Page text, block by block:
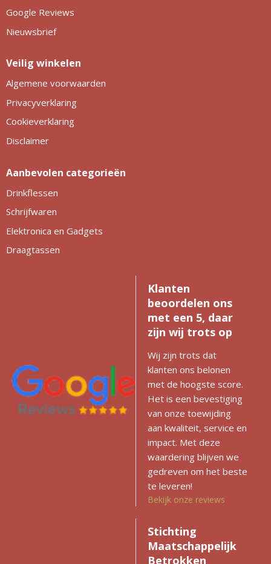
Google Reviews
Nieuwsbrief
Veilig winkelen
Algemene voorwaarden
Privacyverklaring
Cookieverklaring
Disclaimer
Aanbevolen categorieën
Drinkflessen
Schrijfwaren
Elektronica en Gadgets
Draagtassen
Klanten
beoordelen ons
met een 5, daar
zijn wij trots op
Wij zijn trots dat
klanten ons belonen
met de hoogste score.
Het is een bevestiging
van onze toewijding
aan kwaliteit, service en
impact. Met deze
waardering blijven we
gedreven om het beste
te leveren!
Bekijk onze reviews
Stichting
Maatschappelijk
Betrokken